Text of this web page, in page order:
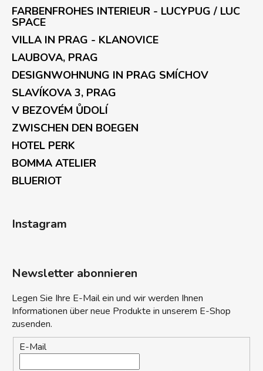
FARBENFROHES INTERIEUR - LUCYPUG / LUC
SPACE
VILLA IN PRAG - KLANOVICE
LAUBOVA, PRAG
DESIGNWOHNUNG IN PRAG SMÍCHOV
SLAVÍKOVA 3, PRAG
V BEZOVÉM ŮDOLÍ
ZWISCHEN DEN BOEGEN
HOTEL PERK
BOMMA ATELIER
BLUERIOT
Instagram
Newsletter abonnieren
Legen Sie Ihre E-Mail ein und wir werden Ihnen
Informationen über neue Produkte in unserem E-Shop
zusenden.
E-Mail